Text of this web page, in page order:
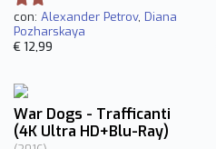
con: Alexander Petrov, Diana
Pozharskaya
€ 12,99
War Dogs - Trafficanti
(4K Ultra HD+Blu-Ray)